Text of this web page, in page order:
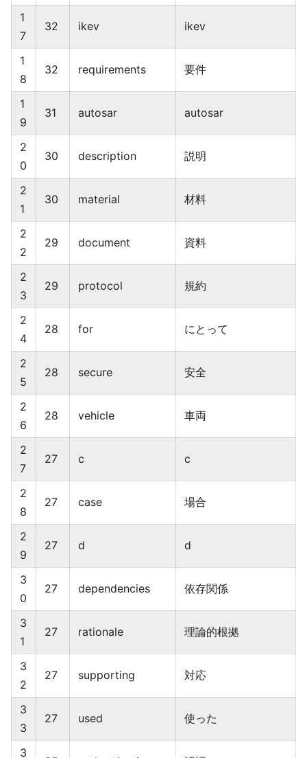
1
7
32 ikev ikev
1
8
32 requirements 要件
1
9
31 autosar autosar
2
0
30 description 説明
2
1
30 material 材料
2
2
29 document 資料
2
3
29 protocol 規約
2
4
28 for にとって
2
5
28 secure 安全
2
6
28 vehicle 車両
2
7
27 c c
2
8
27 case 場合
2
9
27 d d
3
0
27 dependencies 依存関係
3
1
27 rationale 理論的根拠
3
2
27 supporting 対応
3
3
27 used 使った
3